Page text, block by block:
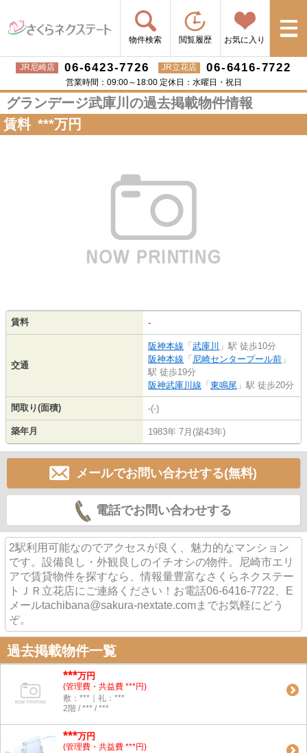
物件検索 閲覧履歴 お気に入り
JR尼崎店 06-6423-7726 JR立花店 06-6416-7722
営業時間：09:00～18:00 定休日：水曜日・祝日
グランデージ武庫川の過去掲載物件情報
賃料 ***万円
賃料 -
交通
阪神本線 「 武庫川 」駅 徒歩10分
阪神本線 「 尼崎センタープール前 」
駅 徒歩19分
阪神武庫川線 「 東鳴尾 」駅 徒歩20分
間取り(面積) -(-)
築年月 1983年 7月(築43年)
メールでお問い合わせする(無料)
電話でお問い合わせする
2駅利用可能なのでアクセスが良く、魅力的なマンション
です。設備良し・外観良しのイチオシの物件。尼崎市エリ
アで賃貸物件を探すなら、情報量豊富なさくらネクステー
トＪＲ立花店にご連絡ください！お電話06-6416-7722、E
メールtachibana@sakura-nextate.comまでお気軽にどう
ぞ。
過去掲載物件一覧
***万円
(管理費・共益費 ***円)
敷：***｜礼：***
2階 / *** / ***
***万円
(管理費・共益費 ***円)